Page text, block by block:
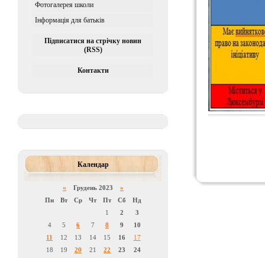
Фотогалерея школи
Інформація для батьків
Підписатися на стрічку новин
(RSS)
Контакти
Календар
« Грудень 2023 »
Пн
Вт Ср Чт Пт Сб
Нд
1
2
3
4
5 6 7 8 9
10
11
12 13 14 15 16
17
18
19 20 21 22 23
24